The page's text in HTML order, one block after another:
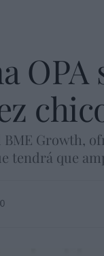
Growth,
tendrá que